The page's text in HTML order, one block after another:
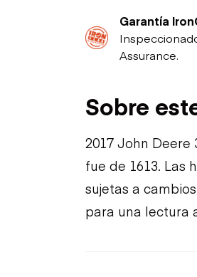
Garantía
Assurance.
Sobre
2017 John
fue de 1613. Las
sujetas a
para una lectura